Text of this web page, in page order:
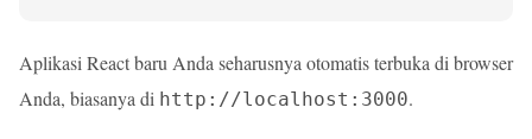
Aplikasi React baru Anda seharusnya otomatis terbuka di browser
Anda, biasanya di http://localhost:3000.